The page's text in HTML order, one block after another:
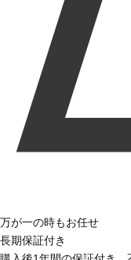
万が一の時もお任せ
長期保証付き